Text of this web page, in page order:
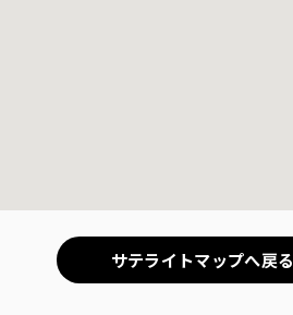
サテライトマップへ戻る